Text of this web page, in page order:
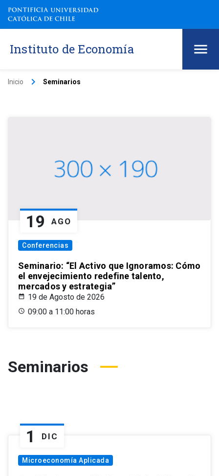
Instituto de Economía
Inicio keyboard_arrow_right Seminarios
19 AGO
Conferencias
Seminario: “El Activo que Ignoramos: Cómo
el envejecimiento redefine talento,
mercados y estrategia”
19 de Agosto de 2026
09:00 a 11:00 horas
Seminarios
1 DIC
Microeconomía Aplicada